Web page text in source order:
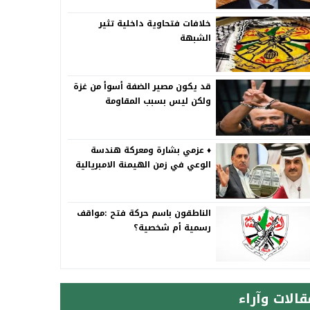
خلافات فتحاوية داخلية تثير
الشبهة
قد يكون مصير الضفة أسوأ من غزة
ولكن ليس بسبب المقاومة
♦️ عزمي بشارة ومعركة هندسة
الوعي في زمن الهيمنة الامبريالية
الناطقون باسم حركة فتح :مواقف
رسمية أم شخصية؟
وآراء